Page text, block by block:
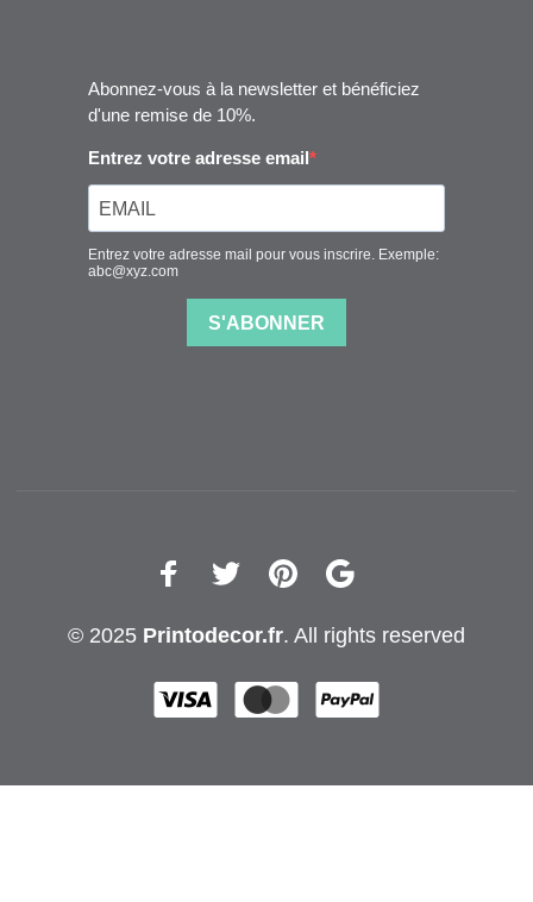
© 2025 Printodecor.fr. All rights reserved